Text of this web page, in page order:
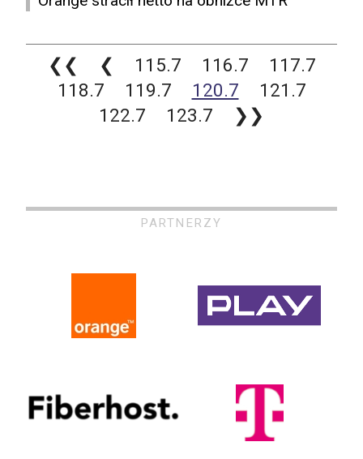
❮❮ ❮ 115.7 116.7
117.7
118.7
119.7 120.7
121.7
122.7
123.7 ❯❯
PARTNERZY